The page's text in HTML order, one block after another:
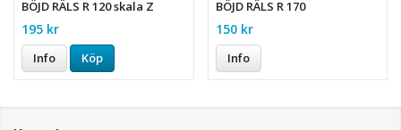
BÖJD RÄLS R 120 skala Z
195 kr
Info Köp
BÖJD RÄLS R 170
150 kr
Info